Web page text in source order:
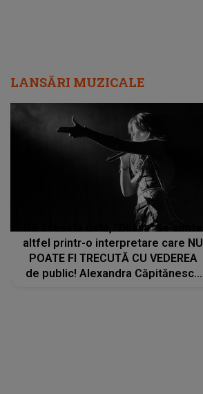
LANSĂRI MUZICALE
De această dată, "Dilaila" se simte
altfel printr-o interpretare care NU
POATE FI TRECUTĂ CU VEDEREA
de public! Alexandra Căpitănescu